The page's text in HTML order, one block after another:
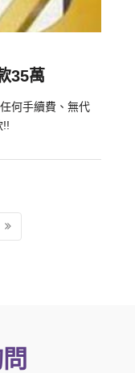
35萬
何手續費、無代
!!